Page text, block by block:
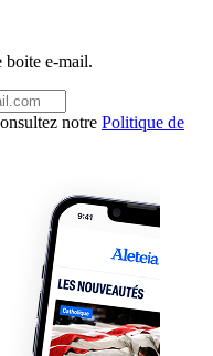
boite e-mail.
notre Politique de